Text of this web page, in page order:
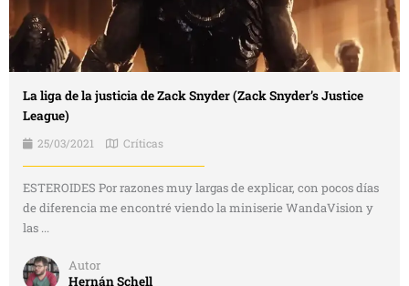
La liga de la justicia de Zack Snyder (Zack Snyder’s Justice
League)
25/03/2021 Críticas
ESTEROIDES Por razones muy largas de explicar, con pocos días
de diferencia me encontré viendo la miniserie WandaVision y
las ...
Autor
Hernán Schell